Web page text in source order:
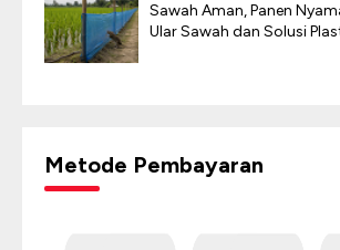
Sawah Aman, Panen
Ular Sawah dan Solusi
Metode Pembayaran